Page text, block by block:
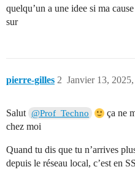
quelqu’un a une idee si ma
sur
pierre-gilles Janvier 13,
2
Salut @Prof_Techno
ça ne
chez moi
Quand tu dis que tu n’arrives
depuis le réseau local, c’est en